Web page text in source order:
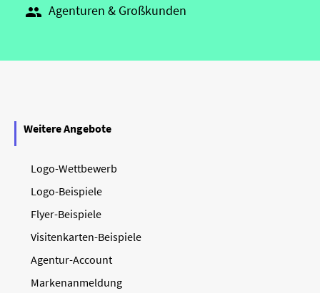
 Agenturen & Großkunden
Weitere Angebote
Logo-Wettbewerb
Logo-Beispiele
Flyer-Beispiele
Visitenkarten-Beispiele
Agentur-Account
Markenanmeldung